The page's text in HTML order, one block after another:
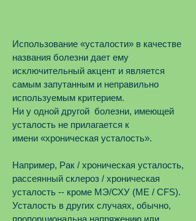
Использование «усталости» в качестве
названия болезни дает ему
исключительный акцент и является
самым запутанным и неправильно
используемым критерием.
Ни у одной другой болезни, имеющей
усталость не прилагается к
имени «хроническая усталость».
Например, Рак / хроническая усталость,
рассеянный склероз / хроническая
усталость -- кроме МЭ/СХУ (ME / CFS).
Усталость в других случаях, обычно,
пропорциональна напряжению или